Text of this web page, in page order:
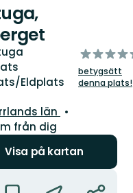
Eldplats
av
5
stjärnor
betygsätt
denna plats!
län
från dig
Visa på kartan